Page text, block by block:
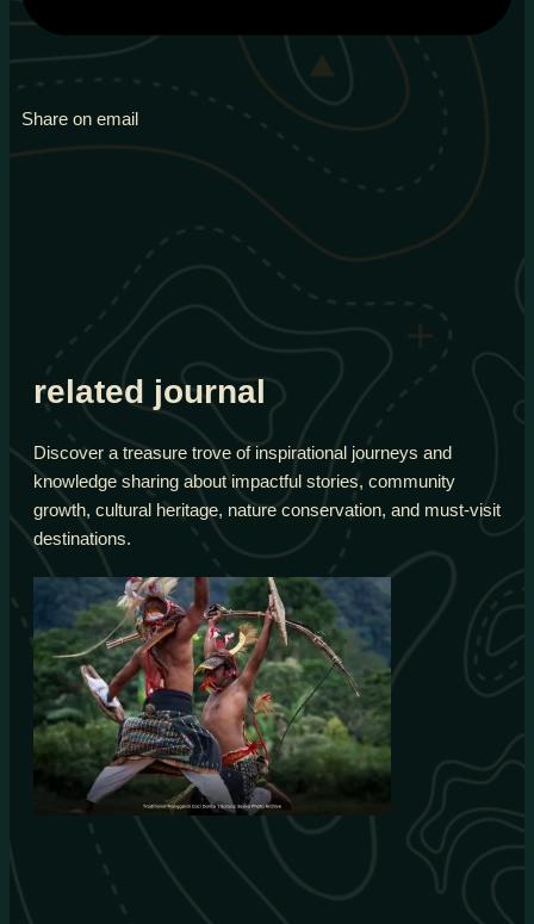
Share on email
related journal
Discover a treasure trove of inspirational journeys and
knowledge sharing about impactful stories, community
growth, cultural heritage, nature conservation, and must-visit
destinations.